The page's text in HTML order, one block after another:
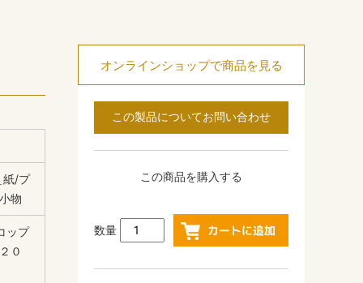
紙/プ
物
ップ
０
オンラインショップで商品を見る
この製品についてお問い合わせ
この商品を購入する
数量